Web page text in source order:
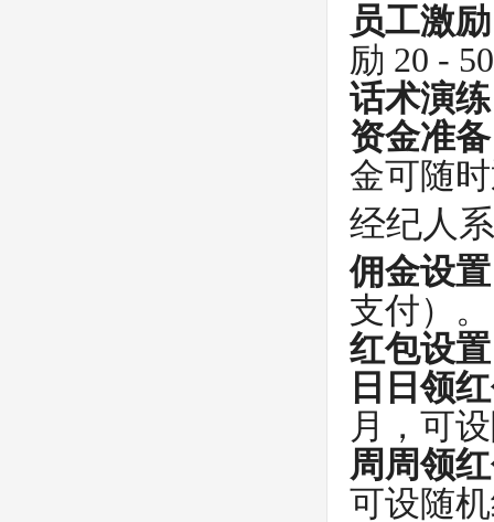
员工激励
励 20 -
话术演练
资金准备
金可随
经纪人
佣金设置
支付）。
红包设置
日日领
月，可
周周领
可设随